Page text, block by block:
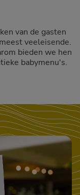
van de gasten
veeleisende.
bieden we hen
babymenu's.